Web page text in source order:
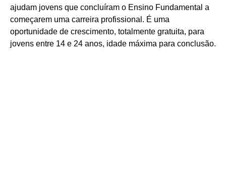
ajudam jovens que concluíram o Ensino Fundamental a
começarem uma carreira profissional. É uma
oportunidade de crescimento, totalmente gratuita, para
jovens entre 14 e 24 anos, idade máxima para conclusão.